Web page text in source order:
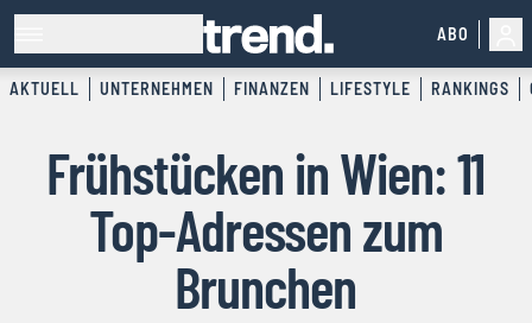
ABO
AKTUELL UNTERNEHMEN FINANZEN LIFESTYLE RANKINGS
Frühstücken in Wien: 11
Top-Adressen zum
Brunchen